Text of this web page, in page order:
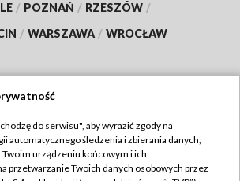
/ POZNAŃ / RZESZÓW /
/ WARSZAWA / WROCŁAW
TVP
Regulamin TVP
do serwisu", aby wyrazić zgody na
automatycznego śledzenia i zbierania danych,
urządzeniu końcowym i ich
przetwarzanie Twoich danych osobowych przez